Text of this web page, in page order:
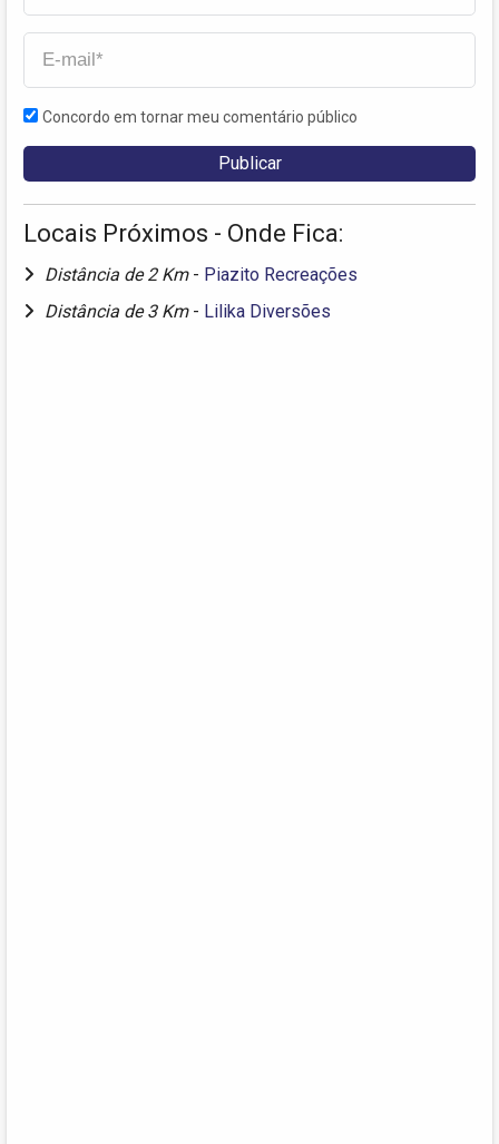
Concordo em tornar meu comentário público
Locais Próximos - Onde Fica:
Distância de 2 Km - Piazito Recreações
Distância de 3 Km - Lilika Diversões